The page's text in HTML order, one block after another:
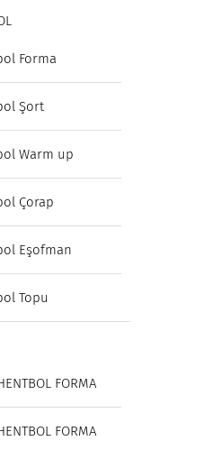
Forma
Şort
Warm up
Çorap
Eşofman
Topu
FORMA
FORMA